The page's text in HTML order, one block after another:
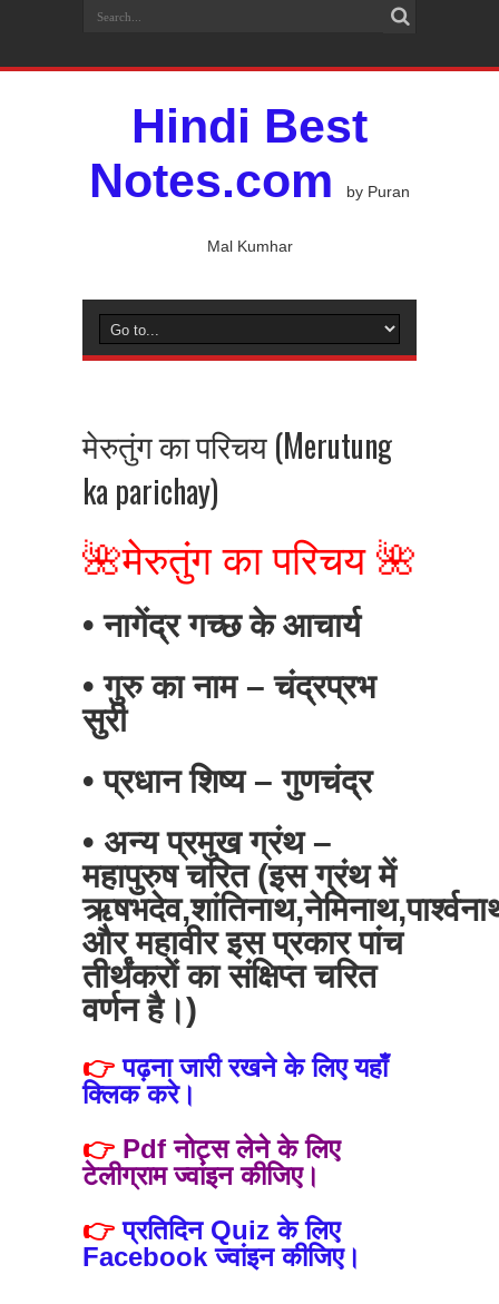
Hindi Best
Notes.com
by Puran
Mal Kumhar
मेरुतुंग का परिचय (Merutung
ka parichay)
🌺मेरुतुंग का परिचय 🌺
• नागेंद्र गच्छ के आचार्य
• गुरु का नाम – चंद्रप्रभ
सुरी
• प्रधान शिष्य – गुणचंद्र
• अन्य प्रमुख ग्रंथ –
महापुरुष चरित (इस ग्रंथ में
और महावीर इस प्रकार पांच
तीर्थंकरों का संक्षिप्त चरित
वर्णन है।)
👉पढ़ना जारी रखने के लिए यहाँ
क्लिक करे।
👉 Pdf नोट्स लेने के लिए
टेलीग्राम ज्वांइन कीजिए।
👉 प्रतिदिन Quiz के लिए
Facebook ज्वांइन कीजिए।